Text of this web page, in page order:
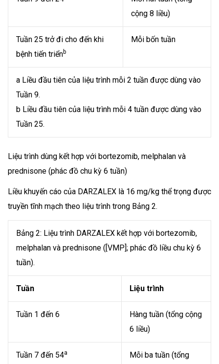
cộng 8 liều)
Tuần 25 trở đi cho đến khi
bệnh tiến triểnb
Mỗi bốn tuần
a Liều đầu tiên của liệu trình mỗi 2 tuần được dùng vào
Tuần 9.
b Liều đầu tiên của liệu trình mỗi 4 tuần được dùng vào
Tuần 25.
Liệu trình dùng kết hợp với bortezomib, melphalan và
prednisone (phác đồ chu kỳ 6 tuần)
Liều khuyến cáo của DARZALEX là 16 mg/kg thể trọng được
truyền tĩnh mạch theo liệu trình trong Bảng 2.
Bảng 2: Liệu trình DARZALEX kết hợp với bortezomib,
melphalan và prednisone ([VMP]; phác đồ liều chu kỳ 6
tuần).
Tuần Liệu trình
Tuần 1 đến 6
Hàng tuần (tổng cộng
6 liều)
Tuần 7 đến 54a
Mỗi ba tuần (tổng